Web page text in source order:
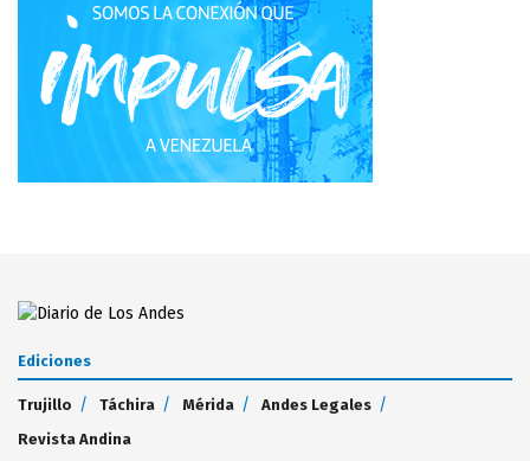
Ediciones
Trujillo Táchira Mérida
Andes Legales
Revista Andina